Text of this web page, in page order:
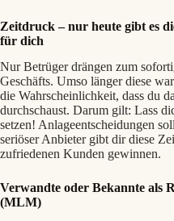
Zeitdruck – nur heute gibt es
für dich
Nur Betrüger drängen zum
Geschäfts. Umso länger diese
die Wahrscheinlichkeit, dass du
durchschaust. Darum gilt: Lass
setzen! Anlageentscheidungen
seriöser Anbieter gibt dir diese
zufriedenen Kunden gewinnen.
Verwandte oder Bekannte als
(MLM)